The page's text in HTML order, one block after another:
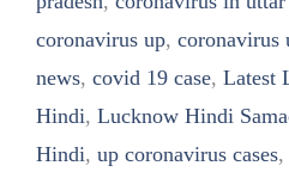
coronavirus up, coronavirus
news, covid 19 case, Latest
Hindi, Lucknow Hindi
Hindi, up coronavirus cases,